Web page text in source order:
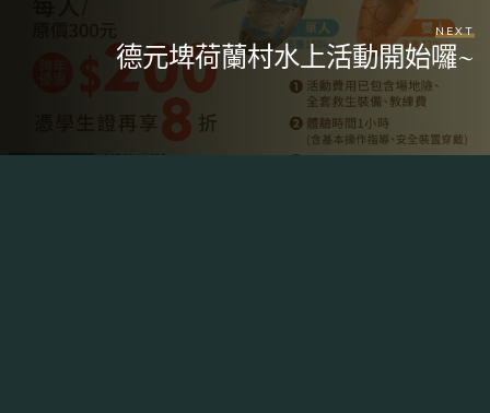
NEXT
德元埤荷蘭村水上活動開始囉~